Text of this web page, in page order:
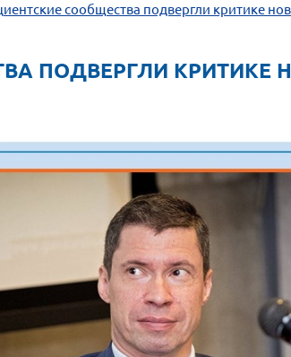
сообщества подвергли критике
ПОДВЕРГЛИ